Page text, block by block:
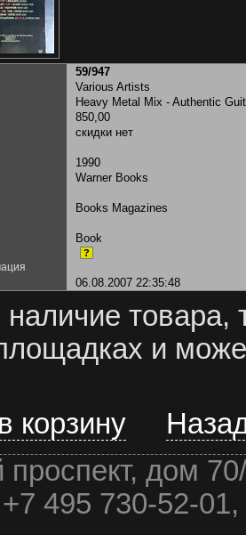
59/947
Various Artists
Heavy Metal Mix - Authentic
850,00
скидки нет
1990
Warner Books
Books Magazines
Book
?
06.08.2007 22:35:48
наличие товара,
и
корзину
проспект, дом
+7 495 730-52-